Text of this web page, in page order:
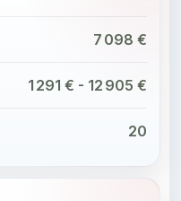
7 098 €
1 291 € - 12 905 €
20